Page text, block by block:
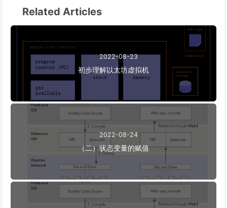
Related Articles
2022-08-23
初步理解以太坊虚拟机
2022-08-24
（二）状态变量的赋值